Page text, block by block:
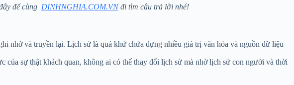
để cùng DINHNGHIA.COM.VNđi tìm câu trả lời nhé!
nhớ và truyền lại. Lịch sử là quá khứ chứa đựng nhiều giá trị văn hóa và nguồn dữ liệu
sự thật khách quan, không ai có thể thay đổi lịch sử mà nhờ lịch sử con người và thời